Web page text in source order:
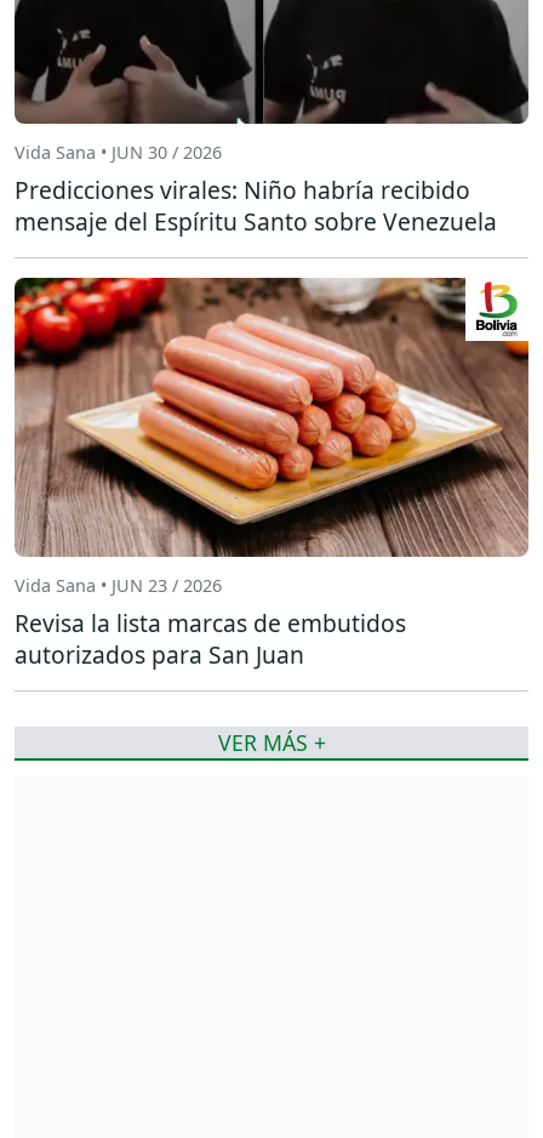
Vida Sana • JUN 30 / 2026
Predicciones virales: Niño habría recibido
mensaje del Espíritu Santo sobre Venezuela
Vida Sana • JUN 23 / 2026
Revisa la lista marcas de embutidos
autorizados para San Juan
VER MÁS +